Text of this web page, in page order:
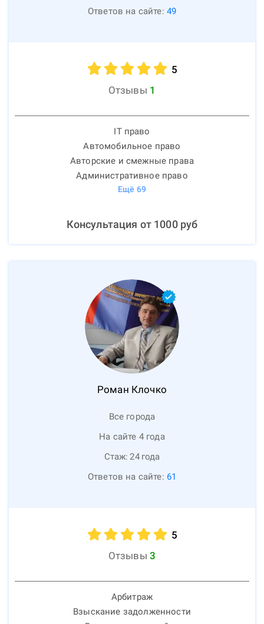
Ответов на сайте: 49
5
Отзывы 1
IT право
Автомобильное право
Авторские и смежные права
Административное право
Ещё 69
Консультация от 1000руб
Роман Клочко
Все города
На сайте 4 года
Стаж: 24 года
Ответов на сайте: 61
5
Отзывы 3
Арбитраж
Взыскание задолженности